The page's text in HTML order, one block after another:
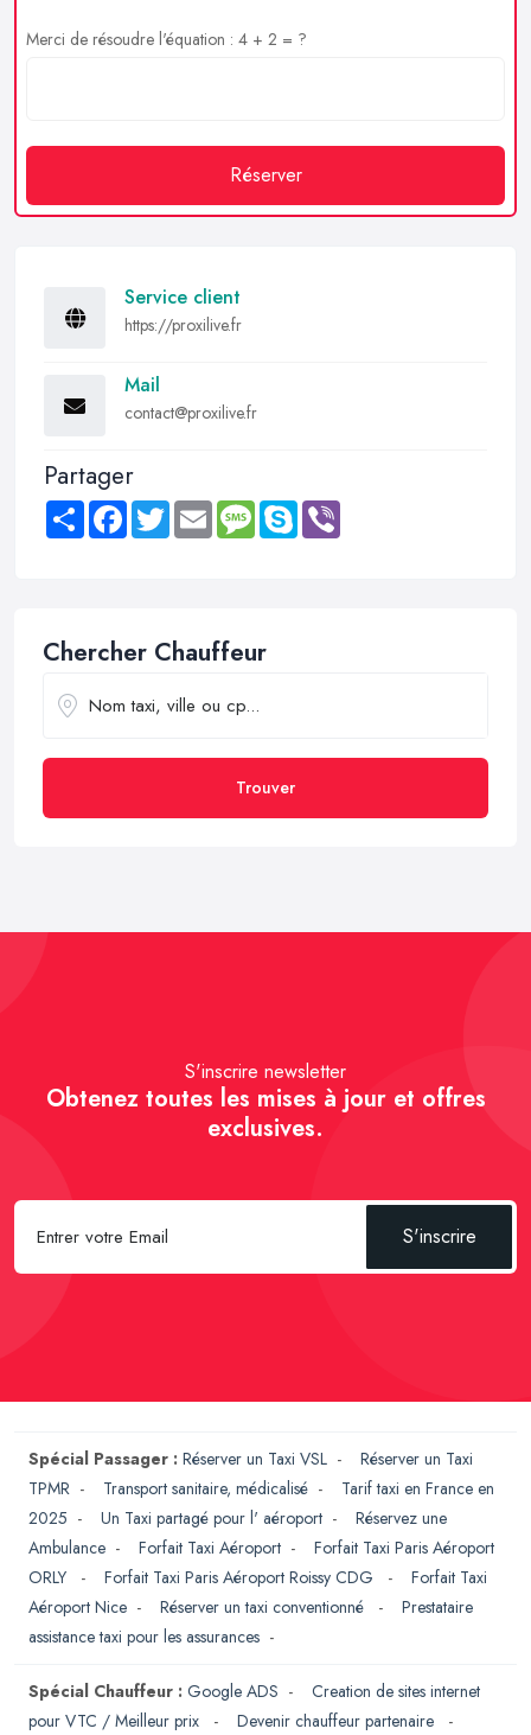
Merci de résoudre l'équation : 4 + 2 = ?
Réserver
Service client
https://proxilive.fr
Mail
contact@proxilive.fr
Partager
Share FacebookTwitter Email MessageSkype
Chercher Chauffeur
Trouver
S'inscrire newsletter
Obtenez toutes les mises à jour et offres
exclusives.
S'inscrire
Spécial Passager : Réserver un Taxi VSL - Réserver un Taxi
TPMR - Transport sanitaire, médicalisé - Tarif taxi en France en
2025 - Un Taxi partagé pour l' aéroport - Réservez une
Ambulance - Forfait Taxi Aéroport - Forfait Taxi Paris Aéroport
ORLY
- Forfait Taxi Paris Aéroport Roissy CDG - Forfait Taxi
Aéroport Nice - Réserver un taxi conventionné - Prestataire
assistance taxi pour les assurances -
Spécial Chauffeur : Google ADS - Creation de sites internet
pour VTC / Meilleur prix
- Devenir chauffeur partenaire
-